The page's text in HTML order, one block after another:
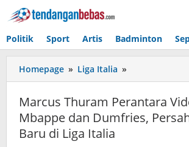
Lewati
ke
Politik Sport Artis Badminton
Homepage » Liga Italia »
Thuram
Video
Call
Marcus Thuram Perantara
Mbappe dan Dumfries,
Baru di Liga Italia